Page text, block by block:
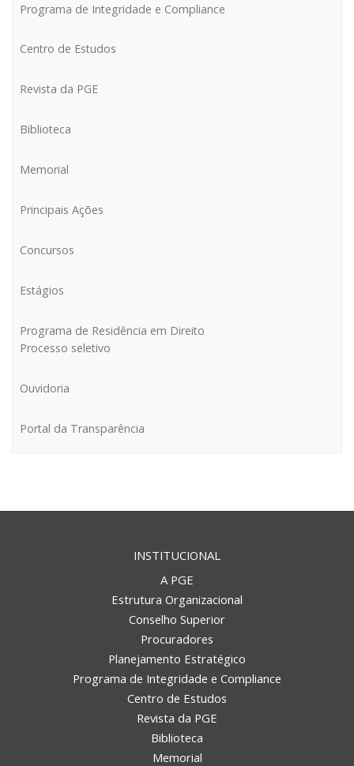
Programa de Integridade e Compliance
Centro de Estudos
Revista da PGE
Biblioteca
Memorial
Principais Ações
Concursos
Estágios
Programa de Residência em Direito
Processo seletivo
Ouvidoria
Portal da Transparência
INSTITUCIONAL
A PGE
Estrutura Organizacional
Conselho Superior
Procuradores
Planejamento Estratégico
Programa de Integridade e Compliance
Centro de Estudos
Revista da PGE
Biblioteca
Memorial